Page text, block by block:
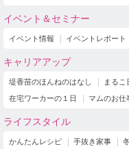
イベント＆セミナー
イベント情報 イベントレポート
キャリアアップ
堤香苗のほんねのはなし まるこ
在宅ワーカーの１日
マムのお仕
ライフスタイル
かんたんレシピ 手抜き家事